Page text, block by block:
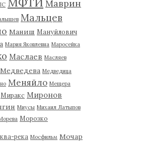
Маврин
Мальцев
Маниш Мануйлович
Мария Яковлевна Маросейка
Маслаев Масляев
Медведева Медведица
Меняйло Мещера
Миракс Миронов
Миусы Михаил Латыпов
Морозко
река Мосфильм Мочар